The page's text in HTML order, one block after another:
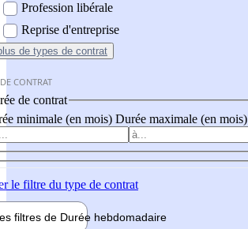
Profession libérale
Reprise d'entreprise
de types de contrat
CONTRAT
de contrat
minimale (en mois) Durée maximale (en mois)
le filtre du type de contrat
filtres de Durée hebdomadaire